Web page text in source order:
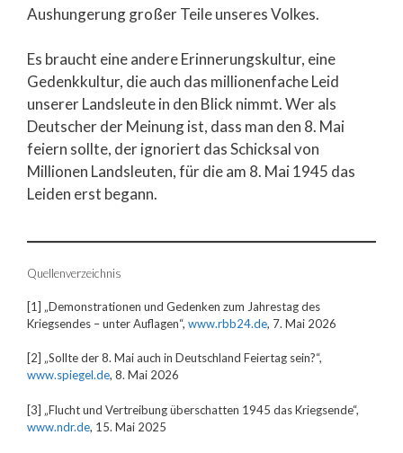
Aushungerung großer Teile unseres Volkes.
Es braucht eine andere Erinnerungskultur, eine
Gedenkkultur, die auch das millionenfache Leid
unserer Landsleute in den Blick nimmt. Wer als
Deutscher der Meinung ist, dass man den 8. Mai
feiern sollte, der ignoriert das Schicksal von
Millionen Landsleuten, für die am 8. Mai 1945 das
Leiden erst begann.
Quellenverzeichnis
[1] „Demonstrationen und Gedenken zum Jahrestag des
Kriegsendes – unter Auflagen“, www.rbb24.de, 7. Mai 2026
[2] „Sollte der 8. Mai auch in Deutschland Feiertag sein?“,
www.spiegel.de, 8. Mai 2026
[3] „Flucht und Vertreibung überschatten 1945 das Kriegsende“,
www.ndr.de, 15. Mai 2025